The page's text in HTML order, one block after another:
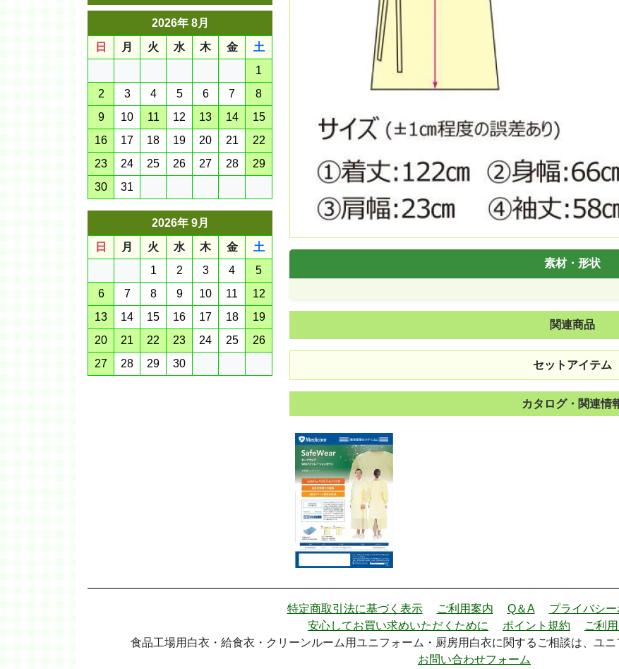
2026年 8月
日
月 火 水 木 金
土
1
2
3 4 5 6 7
8
9
10 11 12 13 14
15
16
17 18 19 20 21
22
23
24 25 26 27 28
29
30
31
2026年 9月
日
月 火 水 木 金
土
1
2 3 4
5
6
7 8 9 10 11
12
13
14 15 16 17 18
19
20
21 22 23 24 25
26
27
28 29 30
素材・形状
関連商品
セットアイテム
カタログ・関連情
特定商取引法に基づく表示 ご利用案内 Q＆A
プライバシ
安心してお買い求めいただくために
ポイント規約
ご利
食品工場用白衣・給食衣・クリーンルーム用ユニフォーム・厨房用白衣に関するご相談は、ユニ
お問い合わせフォーム